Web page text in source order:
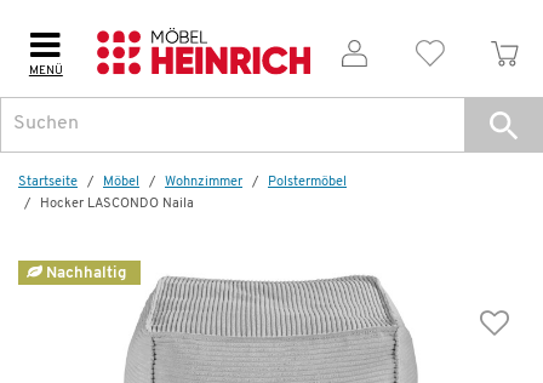
MENÜ
Startseite Möbel Wohnzimmer
Polstermöbel
Hocker LASCONDO Naila
Nachhaltig